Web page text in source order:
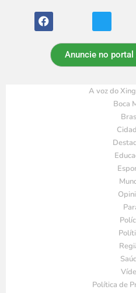
Anuncie no
A voz do
Boca
Política de